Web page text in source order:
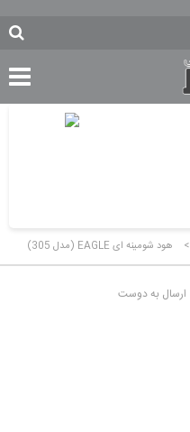
> هود شومینه ای EAGLE (مدل 305)
ارسال به دوست